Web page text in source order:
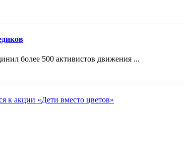
более 500 активистов движения ...